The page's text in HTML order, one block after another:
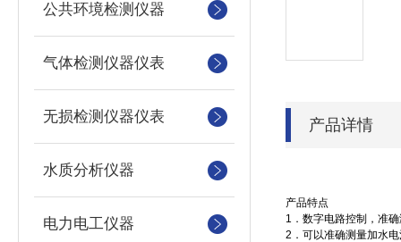
公共环境检测仪器
气体检测仪器仪表
无损检测仪器仪表
水质分析仪器
电力电工仪器
产品详情
产品特点
1 ．数字电路控制，准
2 ．可以准确测量加水